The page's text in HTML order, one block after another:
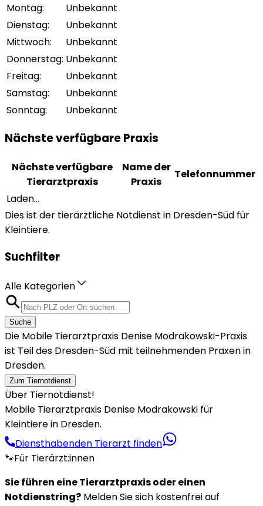
Montag:
Unbekannt
Dienstag:
Unbekannt
Mittwoch:
Unbekannt
Donnerstag: Unbekannt
Freitag:
Unbekannt
Samstag:
Unbekannt
Sonntag: Unbekannt
Nächste verfügbare Praxis
Nächste verfügbare
Tierarztpraxis
Name der
Praxis
Telefonnummer
Laden...
Dies ist der tierärztliche Notdienst in Dresden-Süd für
Kleintiere.
Suchfilter
Alle Kategorien
Suche
Die Mobile Tierarztpraxis Denise Modrakowski-Praxis
ist Teil des Dresden-Süd mit teilnehmenden Praxen in
Dresden.
Zum Tiernotdienst
Über Tiernotdienst!
Mobile Tierarztpraxis Denise Modrakowski für
Kleintiere in Dresden.
Diensthabenden Tierarzt finden
🐾Für Tierärzt:innen
Sie führen eine Tierarztpraxis oder einen
Notdienstring? Melden Sie sich kostenfrei auf